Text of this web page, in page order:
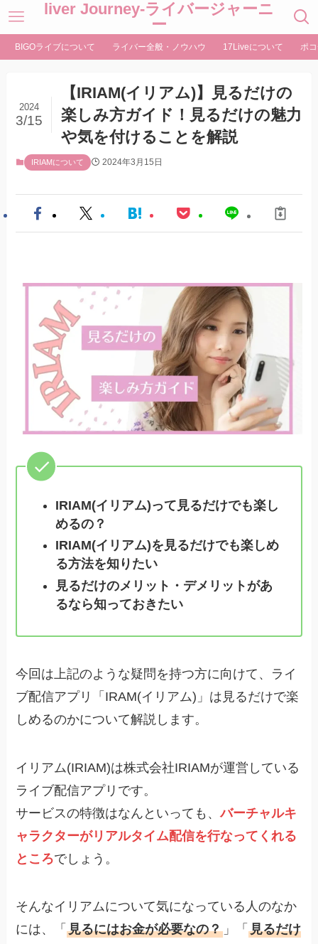
liver Journey-ライバージャーニ
ー
BIGOライブについて ライバー全般・ノウハウ 17Liveについて ポ
【IRIAM(イリアム)】見るだけの
楽しみ方ガイド！見るだけの魅力
や気を付けることを解説
2024
3/15
IRIAMについて 2024年3月15日
IRIAM(イリアム)って見るだけでも楽し
めるの？
IRIAM(イリアム)を見るだけでも楽しめ
る方法を知りたい
見るだけのメリット・デメリットがあ
るなら知っておきたい
今回は上記のような疑問を持つ方に向けて、ライ
ブ配信アプリ「IRAM(イリアム)」は見るだけで楽
しめるのかについて解説します。
イリアム(IRIAM)は株式会社IRIAMが運営している
ライブ配信アプリです。
サービスの特徴はなんといっても、バーチャルキ
ャラクターがリアルタイム配信を行なってくれる
ところでしょう。
そんなイリアムについて気になっている人のなか
には、「見るにはお金が必要なの？ 」「見るだけ